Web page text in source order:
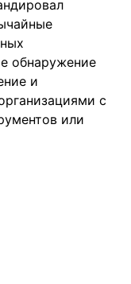
обнаружение
и
с
или